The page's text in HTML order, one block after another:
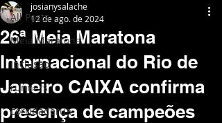
All Posts
Meia Maratona
Inclusão
runners
corridaderua
26ª Meia Maratona
Internacional do Rio de
Janeiro CAIXA confirma
presença de campeões
josianysalache
12 de ago. de 2024